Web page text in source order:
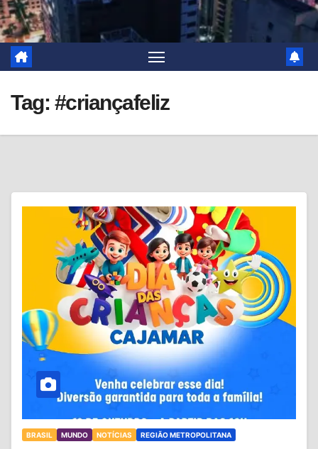
Tag: #criançafeliz
BRASIL MUNDO NOTÍCIAS REGIÃO METROPOLITANA